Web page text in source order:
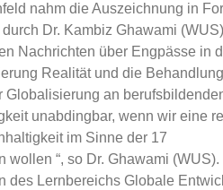
nahm die Auszeichnung in
Dr. Kambiz Ghawami
Nachrichten über Engpässe in
Realität und die
Globalisierung an
unabdingbar, wenn wir eine
im Sinne der 17
wollen “, so Dr. Ghawami
des Lernbereichs Globale